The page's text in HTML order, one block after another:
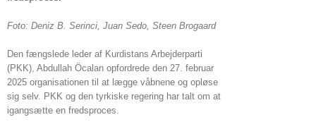
Foto: Deniz B. Serinci, Juan Sedo, Steen Brogaard
Den fængslede leder af Kurdistans Arbejderparti
(PKK), Abdullah Öcalan opfordrede den 27. februar
2025 organisationen til at lægge våbnene og opløse
sig selv. PKK og den tyrkiske regering har talt om at
igangsætte en fredsproces.